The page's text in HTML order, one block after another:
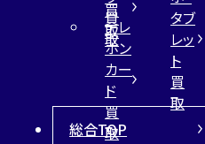
買
取
買
取
タブ
レッ
ト
買
取
テレ
ホン
カー
ド
買
取
総合TOP